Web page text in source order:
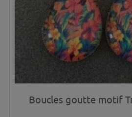
Boucles goutte motif